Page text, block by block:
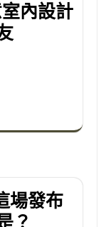
內設計
場發布
？